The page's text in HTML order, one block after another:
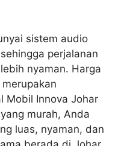
sistem audio
perjalanan
nyaman. Harga
Mobil Innova Johar
murah, Anda
luas, nyaman, dan